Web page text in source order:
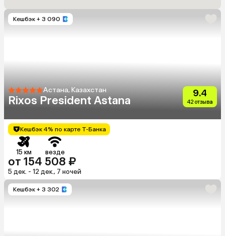
Кешбэк + 3 090
Астана, Казахстан
Rixos President Astana
9.4
42 отзыва
Кешбэк 4% по карте Т-Банка
15 км везде
от 154 508 ₽
5 дек. - 12 дек., 7 ночей
Кешбэк + 3 302